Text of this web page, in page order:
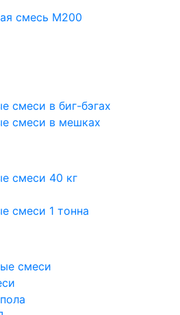
смесь М200
смеси в биг-бэгах
смеси в мешках
смеси 40 кг
смеси 1 тонна
смеси